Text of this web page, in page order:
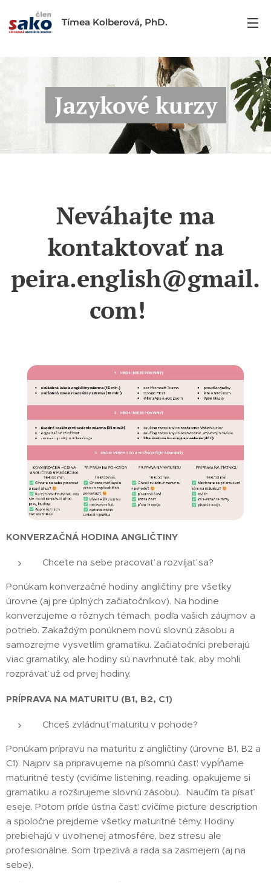
Tímea Kolberová, PhD.
Jazykové kurzy
Neváhajte ma
kontaktovať na
peira.english@gmail.
com!
KONVERZAČNÁ HODINA ANGLIČTINY
Chcete na sebe pracovať a rozvíjať sa? 😊
Ponúkam konverzačné hodiny angličtiny pre všetky
úrovne (aj pre úplných začiatočníkov). Na hodine
konverzujeme o rôznych témach, podľa vašich záujmov a
potrieb. Zakaždým ponúknem novú slovnú zásobu a
samozrejme vysvetlím gramatiku. Začiatočníci preberajú
viac gramatiky, ale hodiny sú navrhnuté tak, aby mohli
rozprávať už od prvej hodiny.
PRÍPRAVA NA MATURITU (B1, B2, C1)
Chceš zvládnuť maturitu v pohode? 😊
Ponúkam prípravu na maturitu z angličtiny (úrovne B1, B2 a
C1). Najprv sa pripravujeme na písomnú časť: vypĺňame
maturitné testy (cvičíme listening, reading, opakujeme si
gramatiku a rozširujeme slovnú zásobu). Naučím ťa písať
eseje. Potom príde ústna časť: cvičíme picture description
a spoločne prejdeme všetky maturitné témy. Hodiny
prebiehajú v uvoľnenej atmosfére, bez stresu ale
profesionálne. Som trpezlivá a rada sa zasmejem (aj na
sebe).